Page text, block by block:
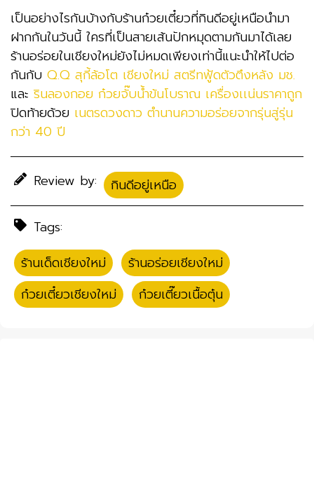
เป็นอย่างไรกันบ้างกับร้านก๋วยเตี๋ยวที่กินดีอยู่เหนือนำมา
ฝากกันในวันนี้ ใครที่เป็นสายเส้นปักหมุดตามกันมาได้เลย
ร้านอร่อยในเชียงใหม่ยังไม่หมดเพียงเท่านี้แนะนำให้ไปต่อ
กันกับ Q.Q สุกี้ล้อโต เชียงใหม่ สตรีทฟู้ดตัวตึงหลัง มช.
และ รินลองกอย ก๋วยจั๊บน้ำข้นโบราณ เครื่องเเน่นราคาถูก
ปิดท้ายด้วย เนตรดวงดาว ตำนานความอร่อยจากรุ่นสู่รุ่น
กว่า 40 ปี
Review by: กินดีอยู่เหนือ
Tags:
ร้านเด็ดเชียงใหม่
ร้านอร่อยเชียงใหม่
ก๋วยเตี๋ยวเชียงใหม่
ก๋วยเตี๊ยวเนื้อตุ๋น